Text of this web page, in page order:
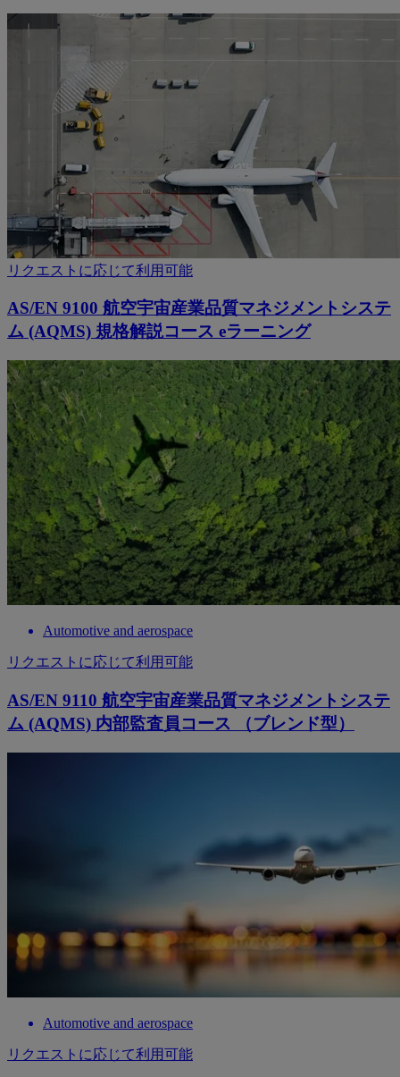
リクエストに応じて利用可能
AS/EN 9100 航空宇宙産業品質マネジメントシステ
ム (AQMS) 規格解説コース eラーニング
Automotive and aerospace
リクエストに応じて利用可能
AS/EN 9110 航空宇宙産業品質マネジメントシステ
ム (AQMS) 内部監査員コース （ブレンド型）
Automotive and aerospace
リクエストに応じて利用可能